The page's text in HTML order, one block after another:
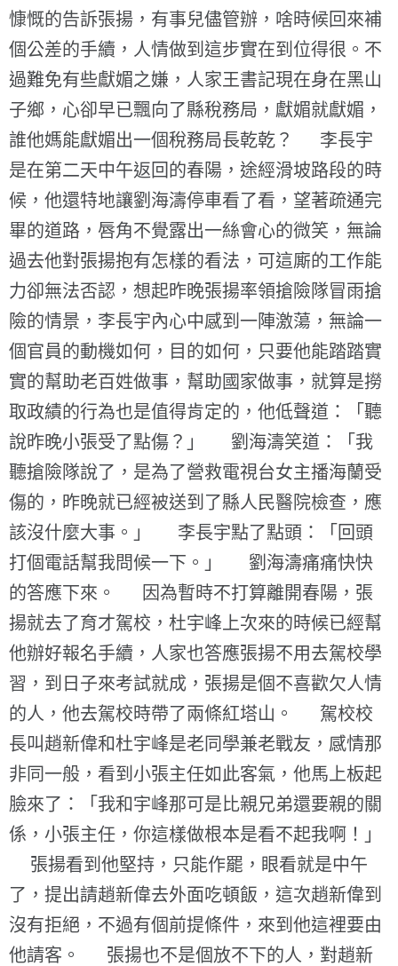
慷慨的告訴張揚，有事兒儘管辦，啥時候回來補
個公差的手續，人情做到這步實在到位得很。不
過難免有些獻媚之嫌，人家王書記現在身在黑山
子鄉，心卻早已飄向了縣稅務局，獻媚就獻媚，
誰他媽能獻媚出一個稅務局長乾乾？ 李長宇
是在第二天中午返回的春陽，途經滑坡路段的時
候，他還特地讓劉海濤停車看了看，望著疏通完
畢的道路，唇角不覺露出一絲會心的微笑，無論
過去他對張揚抱有怎樣的看法，可這廝的工作能
力卻無法否認，想起昨晚張揚率領搶險隊冒雨搶
險的情景，李長宇內心中感到一陣激蕩，無論一
個官員的動機如何，目的如何，只要他能踏踏實
實的幫助老百姓做事，幫助國家做事，就算是撈
取政績的行為也是值得肯定的，他低聲道：「聽
說昨晚小張受了點傷？」 劉海濤笑道：「我
聽搶險隊說了，是為了營救電視台女主播海蘭受
傷的，昨晚就已經被送到了縣人民醫院檢查，應
該沒什麼大事。」 李長宇點了點頭：「回頭
打個電話幫我問候一下。」 劉海濤痛痛快快
的答應下來。 因為暫時不打算離開春陽，張
揚就去了育才駕校，杜宇峰上次來的時候已經幫
他辦好報名手續，人家也答應張揚不用去駕校學
習，到日子來考試就成，張揚是個不喜歡欠人情
的人，他去駕校時帶了兩條紅塔山。 駕校校
長叫趙新偉和杜宇峰是老同學兼老戰友，感情那
非同一般，看到小張主任如此客氣，他馬上板起
臉來了：「我和宇峰那可是比親兄弟還要親的關
係，小張主任，你這樣做根本是看不起我啊！」
張揚看到他堅持，只能作罷，眼看就是中午
了，提出請趙新偉去外面吃頓飯，這次趙新偉到
沒有拒絕，不過有個前提條件，來到他這裡要由
他請客。 張揚也不是個放不下的人，對趙新